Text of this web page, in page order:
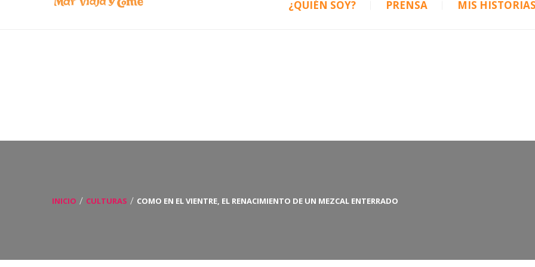
contacto@marviajaycome.com
¿QUIÉN SOY? PRENSA MIS HISTORIAS
INICIO CULTURAS COMO EN EL VIENTRE, EL RENACIMIENTO DE UN MEZCAL ENTERRADO